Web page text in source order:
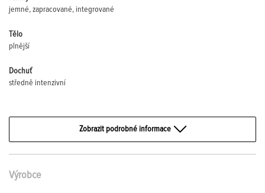
jemné, zapracované, integrované
Tělo
plnější
Dochuť
středně intenzivní
Zobrazit podrobné informace
Výrobce